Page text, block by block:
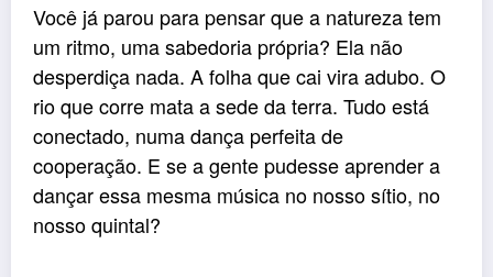
Você já parou para pensar que a natureza tem
um ritmo, uma sabedoria própria? Ela não
desperdiça nada. A folha que cai vira adubo. O
rio que corre mata a sede da terra. Tudo está
conectado, numa dança perfeita de
cooperação. E se a gente pudesse aprender a
dançar essa mesma música no nosso sítio, no
nosso quintal?